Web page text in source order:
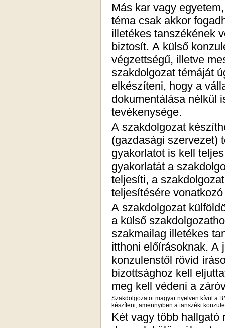
Más kar vagy
téma csak akkor
illetékes tanszékének
biztosít. A külső
végzettségű, illetve
szakdolgozat témáját
elkészíteni, hogy a
dokumentálása nélkül
tevékenysége.
A szakdolgozat
(gazdasági szervezet)
gyakorlatot is kell
gyakorlatát a
teljesíti, a
teljesítésére
A szakdolgozat
a külső
szakmailag illetékes
itthoni előírásoknak. A
konzulenstől rövid
bizottsághoz kell
meg kell védeni a
Szakdolgozatot magyar nyelven kívül a
készíteni, amennyiben a tanszéki
Két vagy több hallgató